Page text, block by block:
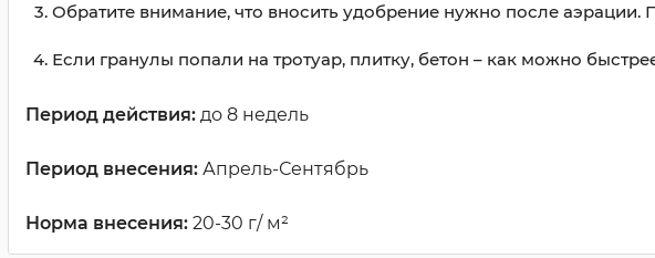
Обратите внимание, что вносить удобрение нужно после
Если гранулы попали на тротуар, плитку, бетон – как можно
Период действия: до 8 недель
Период внесения: Апрель-Сентябрь
Норма внесения: 20-30 г/ м²